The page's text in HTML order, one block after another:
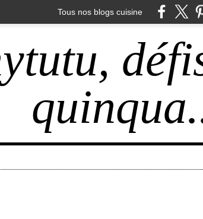
Tous nos blogs cuisine